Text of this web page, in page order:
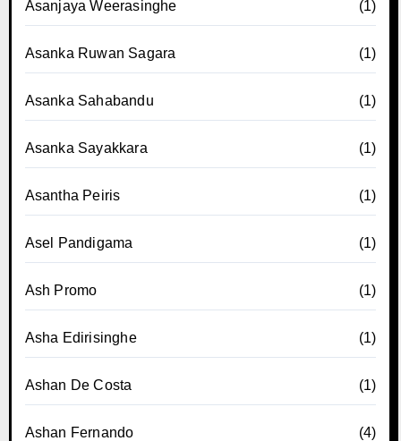
Asanjaya Weerasinghe (1)
Asanka Ruwan Sagara (1)
Asanka Sahabandu (1)
Asanka Sayakkara (1)
Asantha Peiris (1)
Asel Pandigama (1)
Ash Promo (1)
Asha Edirisinghe (1)
Ashan De Costa (1)
Ashan Fernando (4)